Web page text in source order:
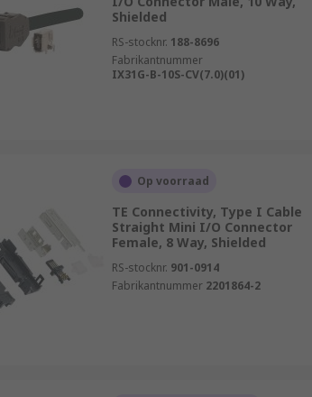
Shielded
RS-stocknr. 188-8696
Fabrikantnummer
IX31G-B-10S-CV(7.0)(01)
Op voorraad
TE Connectivity, Type I Cable
Straight Mini I/O Connector
Female, 8 Way, Shielded
RS-stocknr. 901-0914
Fabrikantnummer 2201864-2